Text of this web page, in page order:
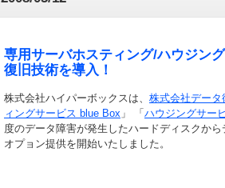
専用サーバホスティング/ハウジン
復旧技術を導入！
株式会社ハイパーボックスは、 株式会社データ
ィングサービス blue Box 」 「 ハウジングサー
度のデータ障害が発生したハードディスクか
オプョン提供を開始いたしました。